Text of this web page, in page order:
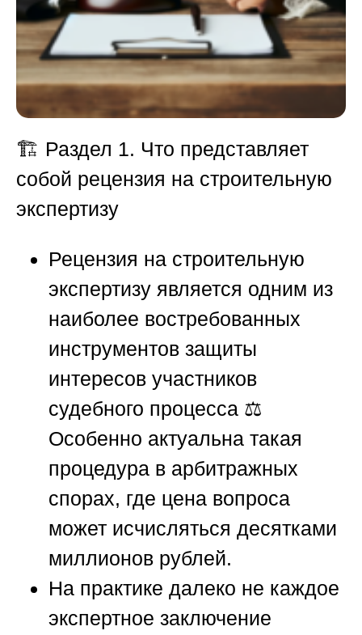
🏗️ Раздел 1. Что представляет
собой рецензия на строительную
экспертизу
Рецензия на строительную
экспертизу является одним из
наиболее востребованных
инструментов защиты
интересов участников
судебного процесса ⚖️
Особенно актуальна такая
процедура в арбитражных
спорах, где цена вопроса
может исчисляться десятками
миллионов рублей.
На практике далеко не каждое
экспертное заключение